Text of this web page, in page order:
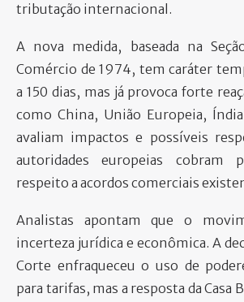
tributação internacional.
A nova medida, baseada na
Comércio de 1974, tem caráter
a 150 dias, mas já provoca forte
como China, União Europeia, Índia
avaliam impactos e possíveis
autoridades europeias cobram
respeito a acordos comerciais
Analistas apontam que o
incerteza jurídica e econômica. A
Corte enfraqueceu o uso de
para tarifas, mas a resposta da Casa